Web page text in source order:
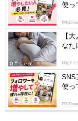
使っ
【
なた
PR(アイ
SNS
使っ